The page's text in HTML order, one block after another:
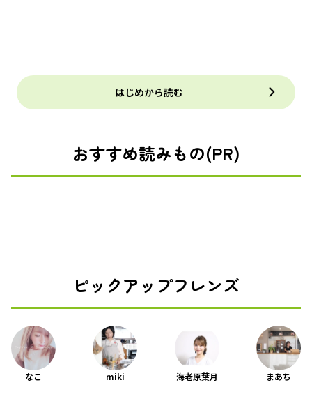
はじめから読む
おすすめ読みもの(PR)
ピックアップフレンズ
なこ miki 海老原葉月 まあち